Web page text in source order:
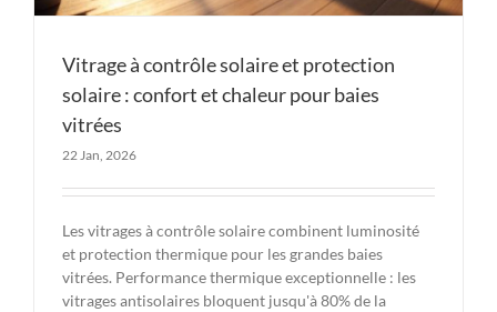
Vitrage à contrôle solaire et protection
solaire : confort et chaleur pour baies
vitrées
22 Jan, 2026
Les vitrages à contrôle solaire combinent luminosité
et protection thermique pour les grandes baies
vitrées. Performance thermique exceptionnelle : les
vitrages antisolaires bloquent jusqu'à 80% de la